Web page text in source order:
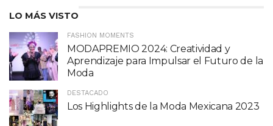
LO MÁS VISTO
FASHION MOMENTS
MODAPREMIO 2024: Creatividad y
Aprendizaje para Impulsar el Futuro de la
Moda
DESTACADO
Los Highlights de la Moda Mexicana 2023